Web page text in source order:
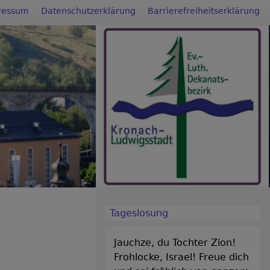
Datenschutzerklärung Barrierefreiheitserklärung
Tageslosung
Jauchze, du Tochter Zion!
Frohlocke, Israel! Freue dich